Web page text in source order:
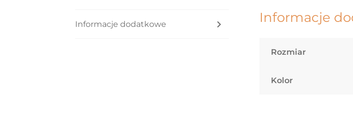
Informacje dodatkowe Informacje
Rozmiar
Kolor